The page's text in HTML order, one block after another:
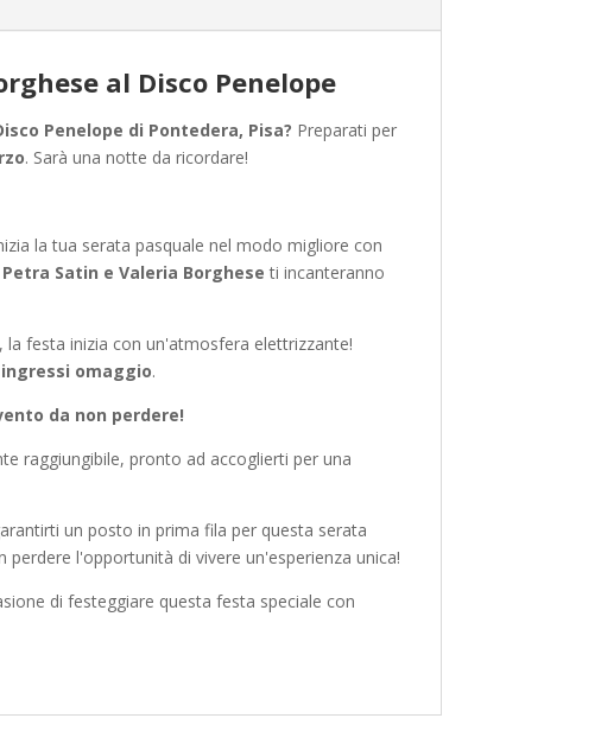
al Disco Penelope
Penelope di Pontedera, Pisa? Preparati per
. Sarà una notte da ricordare!
la tua serata pasquale nel modo migliore con
Petra Satin e Valeria Borghese ti incanteranno
la festa inizia con un'atmosfera elettrizzante!
omaggio.
da non perdere!
raggiungibile, pronto ad accoglierti per una
un posto in prima fila per questa serata
l'opportunità di vivere un'esperienza unica!
di festeggiare questa festa speciale con